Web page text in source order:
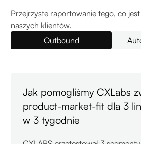
Przejrzyste raportowanie tego, co
naszych klientów.
Outbound
Jak pomogliśmy CXLabs
product-market-fit dla 3
w 3 tygodnie